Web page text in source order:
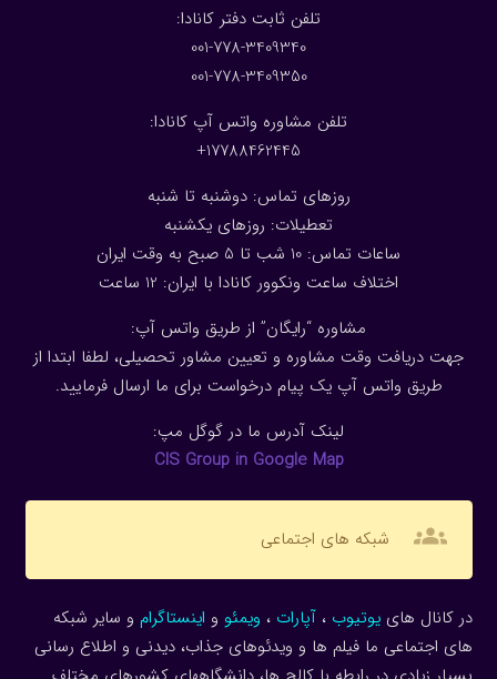
:تلفن ثابت دفتر کانادا
001-778-3409340
001-778-3409350
تلفن مشاوره واتس آپ کانادا:
17788462445+
روزهای تماس: دوشنبه تا شنبه
تعطیلات: روزهای یکشنبه
ساعات تماس: 10 شب تا 5 صبح به وقت ایران
اختلاف ساعت ونکوور کانادا با ایران: 1 2 ساعت
مشاوره “رایگان” از طریق واتس آپ:
جهت دریافت وقت مشاوره و تعیین مشاور تحصیلی، لطفا ابتدا از
طریق واتس آپ یک پیام درخواست برای ما ارسال فرمایید.
لینک آدرس ما در گوگل مپ:
CIS Group in Google Map
groups شبکه های اجتماعی
در کانال هاییوتیوب ، آپارات ، ویمئو و اینستاگرام و سایر شبکه
های اجتماعی ما فیلم ها و ویدئوهای جذاب، دیدنی و اطلاع رسانی